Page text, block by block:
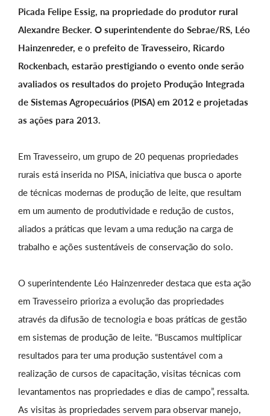
Picada Felipe Essig, na propriedade do produtor rural
Alexandre Becker. O superintendente do Sebrae/RS, Léo
Hainzenreder, e o prefeito de Travesseiro, Ricardo
Rockenbach, estarão prestigiando o evento onde serão
avaliados os resultados do projeto Produção Integrada
de Sistemas Agropecuários (PISA) em 2012 e projetadas
as ações para 2013.
Em Travesseiro, um grupo de 20 pequenas propriedades
rurais está inserida no PISA, iniciativa que busca o aporte
de técnicas modernas de produção de leite, que resultam
em um aumento de produtividade e redução de custos,
aliados a práticas que levam a uma redução na carga de
trabalho e ações sustentáveis de conservação do solo.
O superintendente Léo Hainzenreder destaca que esta ação
em Travesseiro prioriza a evolução das propriedades
através da difusão de tecnologia e boas práticas de gestão
em sistemas de produção de leite. “Buscamos multiplicar
resultados para ter uma produção sustentável com a
realização de cursos de capacitação, visitas técnicas com
levantamentos nas propriedades e dias de campo”, ressalta.
As visitas às propriedades servem para observar manejo,